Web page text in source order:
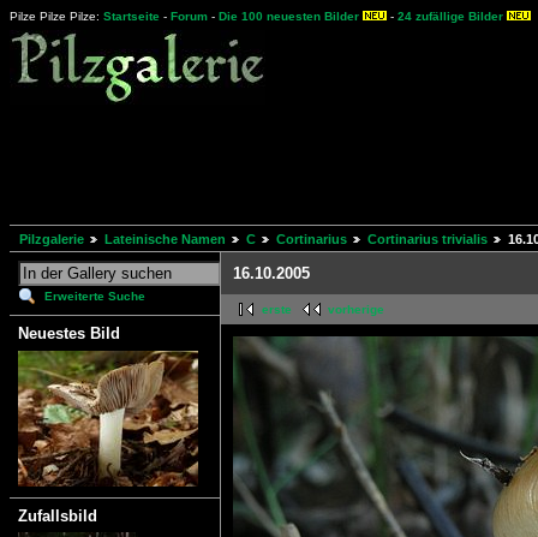
Pilze Pilze Pilze: Startseite - Forum - Die 100 neuesten Bilder - 24 zufällige Bilder
Pilzgalerie Lateinische Namen C Cortinarius Cortinarius trivialis
Erweiterte Suche
Neuestes Bild
Zufallsbild
16.10.2005
erste vorherige